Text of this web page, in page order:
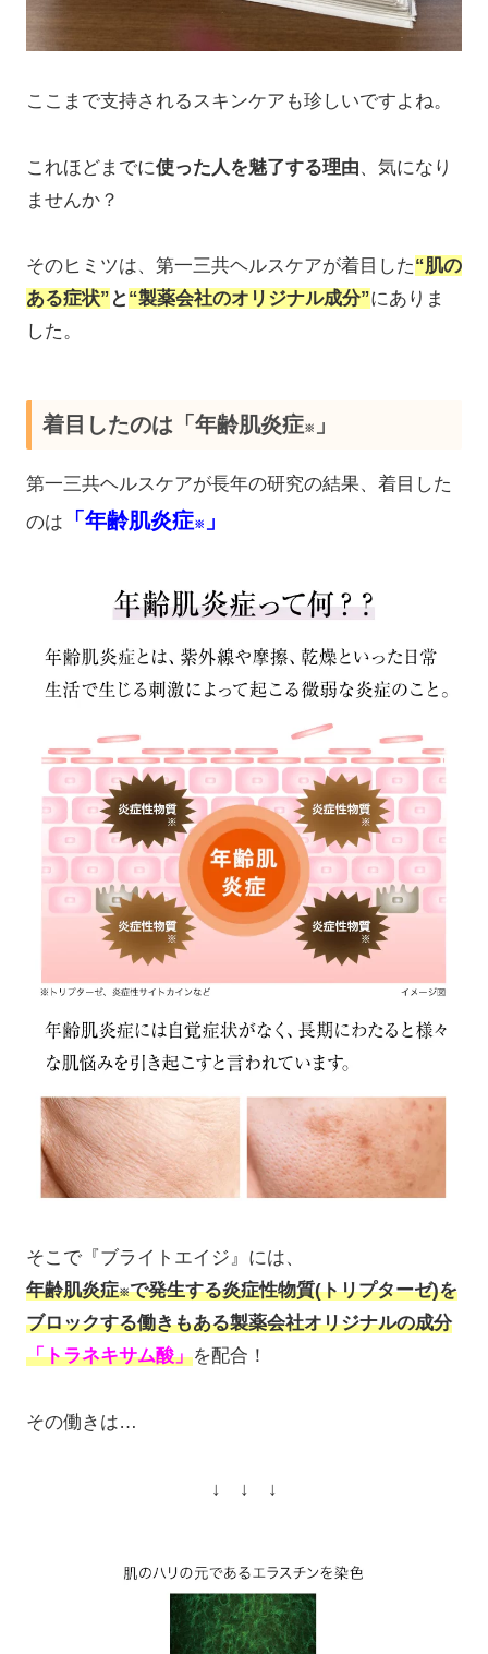
ここまで支持されるスキンケアも珍しいですよね。
これほどまでに使った人を魅了する理由、気になり
ませんか？
そのヒミツは、第一三共ヘルスケアが着目した“肌の
ある症状” と “製薬会社のオリジナル成分”にありま
した。
着目したのは「年齢肌炎症※ 」
第一三共ヘルスケアが長年の研究の結果、着目した
のは
「年齢肌炎症※ 」
そこで『ブライトエイジ』には、
年齢肌炎症※で発生する炎症性物質(トリプターゼ)を
ブロックする働きもある製薬会社オリジナルの成分
「トラネキサム酸」を配合！
その働きは…
↓ ↓ ↓